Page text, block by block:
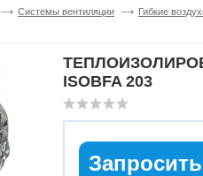
Системы вентиляции
Гибкие
ISOBFA 203